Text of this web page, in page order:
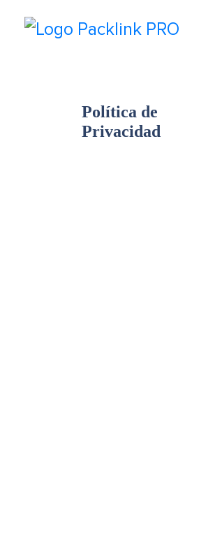
Política de
Privacidad